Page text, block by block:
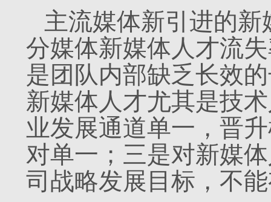
主流媒体新引进的
分媒体新媒体人才流
是团队内部缺乏长效
新媒体人才尤其是技
业发展通道单一，晋
对单一；三是对新媒
司战略发展目标，不